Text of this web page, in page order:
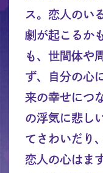
ス。恋人のい
劇が起こるか
も、世間体や
ず、自分の心
来の幸せにつ
の浮気に悲し
てさわいだり
恋人の心はま